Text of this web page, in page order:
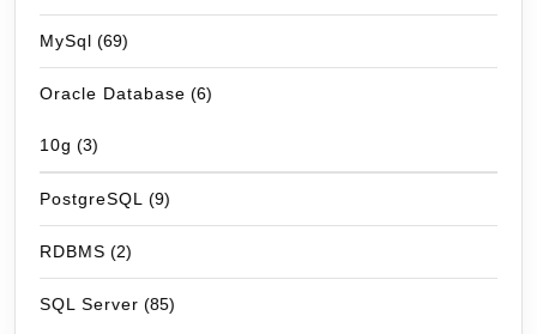
MySql (69)
Oracle Database (6)
10g (3)
PostgreSQL (9)
RDBMS (2)
SQL Server (85)